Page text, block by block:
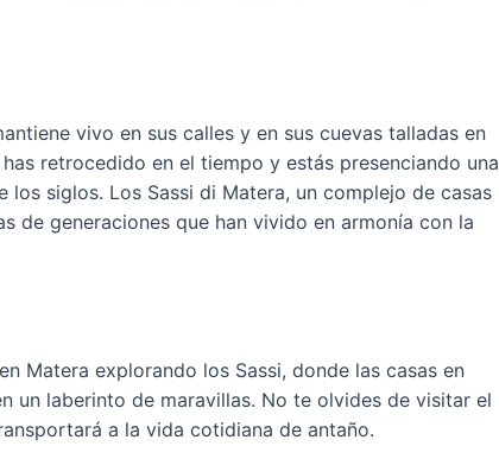
vivo en sus calles y en sus cuevas talladas en
retrocedido en el tiempo y estás presenciando una
siglos. Los Sassi di Matera, un complejo de casas
de generaciones que han vivido en armonía con la
Matera explorando los Sassi, donde las casas en
un laberinto de maravillas. No te olvides de visitar el
a la vida cotidiana de antaño.